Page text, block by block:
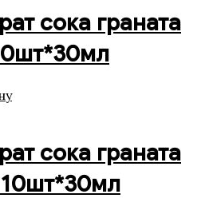
сока граната
сока граната